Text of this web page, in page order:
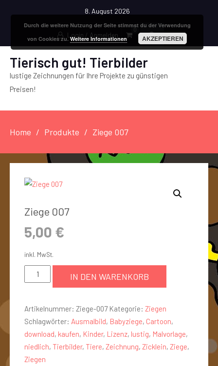
8. August 2026
Login / Anmelden
0
Tierisch gut! Tierbilder
lustige Zeichnungen für Ihre Projekte zu günstigen
Preisen!
Home Produkte Ziege 007
Ziege 007
5,00 €
inkl. MwSt.
IN DEN WARENKORB
Artikelnummer: Ziege-007 Kategorie: Ziegen
Schlagwörter: Ausmalbild, Babyziege, Cartoon,
download, kaufen, Kinder, Lizenz, lustig, Malvorlage,
niedlich, Tierbilder, Tiere, Zeichnung, Zicklein, Ziege,
Ziegen
Durch die weitere Nutzung der Seite stimmst du der Verwendung
von Cookies zu.Weitere Informationen AKZEPTIEREN